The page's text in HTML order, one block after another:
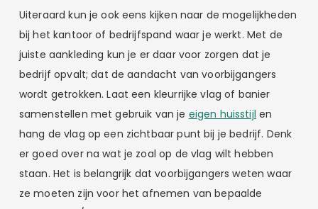
Uiteraard kun je ook eens kijken naar de mogelijkheden
bij het kantoor of bedrijfspand waar je werkt. Met de
juiste aankleding kun je er daar voor zorgen dat je
bedrijf opvalt; dat de aandacht van voorbijgangers
wordt getrokken. Laat een kleurrijke vlag of banier
samenstellen met gebruik van je eigen huisstijl en
hang de vlag op een zichtbaar punt bij je bedrijf. Denk
er goed over na wat je zoal op de vlag wilt hebben
staan. Het is belangrijk dat voorbijgangers weten waar
ze moeten zijn voor het afnemen van bepaalde